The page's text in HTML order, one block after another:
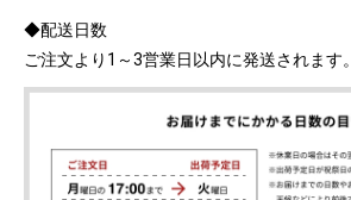
◆配送日数
ご注文より1～3営業日以内に発送されます。